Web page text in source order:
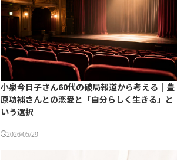
小泉今日子さん60代の破局報道から考える｜豊
原功補さんとの恋愛と「自分らしく生きる」と
いう選択
2026/05/29